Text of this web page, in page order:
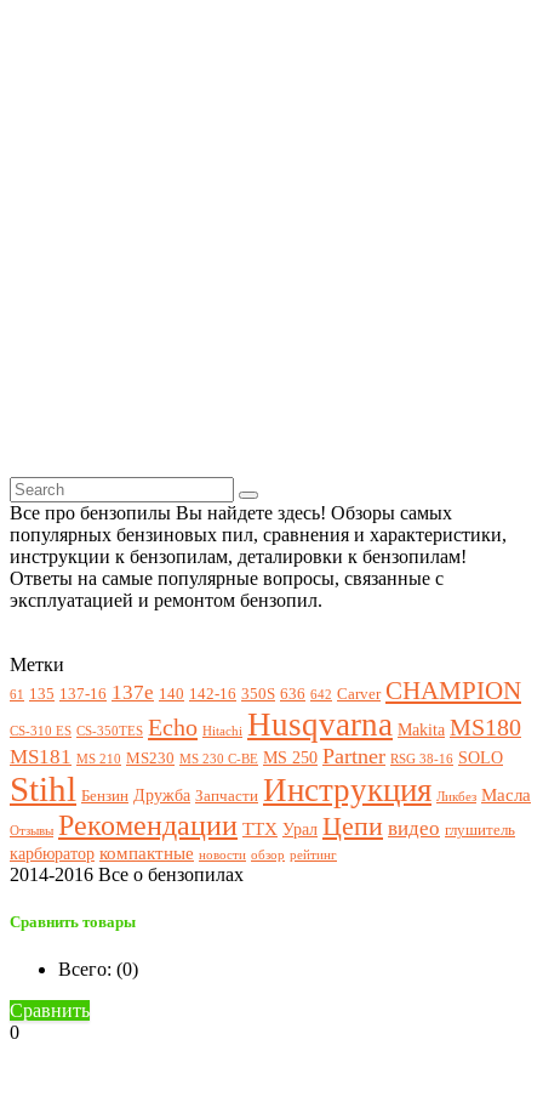
Все про бензопилы Вы найдете здесь! Обзоры самых
популярных бензиновых пил, сравнения и характеристики,
инструкции к бензопилам, деталировки к бензопилам!
Ответы на самые популярные вопросы, связанные с
эксплуатацией и ремонтом бензопил.
Метки
61 135 137-16 137e 140 142-16 350S 636 642 Carver CHAMPION
CS-310 ES CS-350TES Echo Hitachi Husqvarna Makita MS180
MS181 MS 210 MS230 MS 230 C-BE MS 250 Partner RSG 38-16 SOLO
Stihl Бензин Дружба Запчасти Инструкция Ликбез Масла
Отзывы Рекомендации ТТХ Урал Цепи видео глушитель
карбюратор компактные новости обзор рейтинг
2014-2016 Все о бензопилах
Сравнить товары
Всего: (0)
Сравнить
0